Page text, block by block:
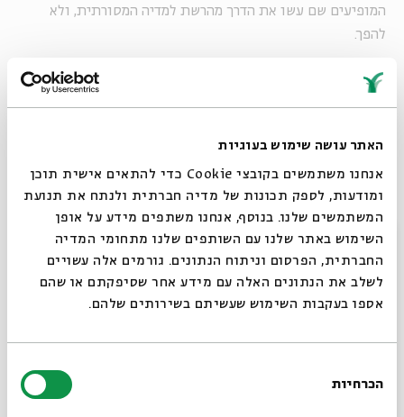
האתר עושה שימוש בעוגיות
אנחנו משתמשים בקובצי Cookie כדי להתאים אישית תוכן
ומודעות, לספק תכונות של מדיה חברתית ולנתח את תנועת
המשתמשים שלנו. בנוסף, אנחנו משתפים מידע על אופן
השימוש באתר שלנו עם השותפים שלנו מתחומי המדיה
החברתית, הפרסום וניתוח הנתונים. גורמים אלה עשויים
לשלב את הנתונים האלה עם מידע אחר שסיפקתם או שהם
אספו בעקבות השימוש שעשיתם בשירותים שלהם.
הסכמה
הכרחיות
המופיעים שם עשו את הדרך מהרשת למדיה המסורתית, ולא
להפך.
אז נכון, בעבר – בתקופה שבה כדי להגיב על כתבה
המציג את טענותיך למדור "מכתבים למערכת" – נתקלנו
בפחותקללות וגידופים. אבל האם אנחנו באמת יכולים
להגיד שהשיח אז היה פחות אלים? ממש לא בטוח. מה
סגור